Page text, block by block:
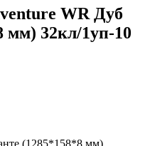
WR Дуб
мм) 32кл/1уп-10
(1285*158*8 мм)